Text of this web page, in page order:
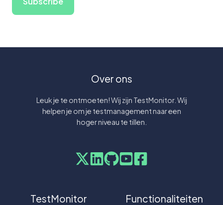
Over ons
Leuk je te ontmoeten! Wij zijn TestMonitor. Wij
helpen je om je testmanagement naar een
hoger niveau te tillen.
TestMonitor Functionaliteiten